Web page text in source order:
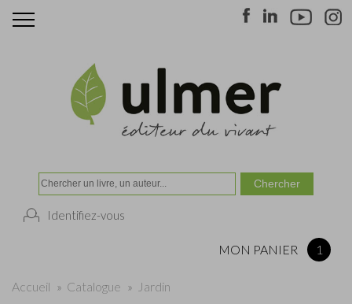
Identifiez-vous
MON PANIER 1
Accueil » Catalogue » Jardin